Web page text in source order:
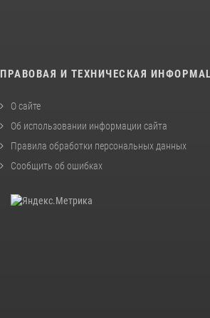
ПРАВОВАЯ И ТЕХНИЧЕСКАЯ
О сайте
Об использовании информации сайта
Правила обработки персональных данных
Сообщить об ошибках